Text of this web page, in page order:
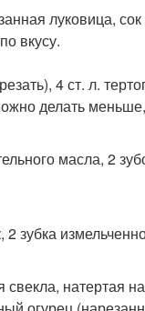
луковица,
вкусу.
4 ст. л.
делать
масла, 2
зубка
натертая